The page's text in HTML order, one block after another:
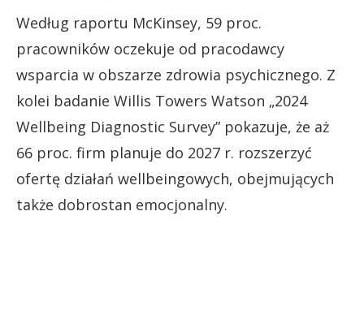
Według raportu McKinsey, 59 proc.
pracowników oczekuje od pracodawcy
wsparcia w obszarze zdrowia psychicznego. Z
kolei badanie Willis Towers Watson „2024
Wellbeing Diagnostic Survey” pokazuje, że aż
66 proc. firm planuje do 2027 r. rozszerzyć
ofertę działań wellbeingowych, obejmujących
także dobrostan emocjonalny.